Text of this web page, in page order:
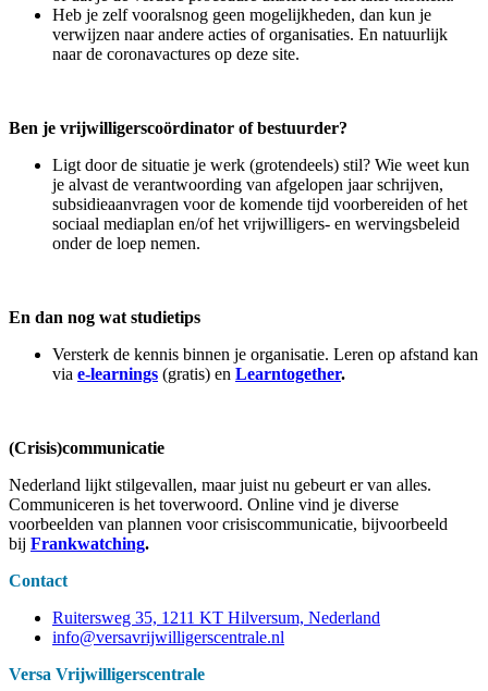
Heb je zelf vooralsnog geen mogelijkheden, dan kun je
verwijzen naar andere acties of organisaties. En natuurlijk
naar de coronavactures op deze site.
Ben je vrijwilligerscoördinator of bestuurder?
Ligt door de situatie je werk (grotendeels) stil? Wie weet kun
je alvast de verantwoording van afgelopen jaar schrijven,
subsidieaanvragen voor de komende tijd voorbereiden of het
sociaal mediaplan en/of het vrijwilligers- en wervingsbeleid
onder de loep nemen.
En dan nog wat studietips
Versterk de kennis binnen je organisatie. Leren op afstand kan
via e-learnings (gratis) en Learntogether.
(Crisis)communicatie
Nederland lijkt stilgevallen, maar juist nu gebeurt er van alles.
Communiceren is het toverwoord. Online vind je diverse
voorbeelden van plannen voor crisiscommunicatie, bijvoorbeeld
bij Frankwatching.
Contact
Ruitersweg 35, 1211 KT Hilversum, Nederland
info@versavrijwilligerscentrale.nl
Versa Vrijwilligerscentrale